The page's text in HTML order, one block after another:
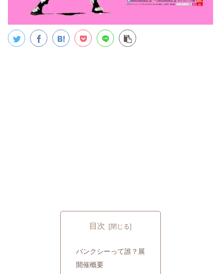
目次
バンクシーって誰？展
開催概要